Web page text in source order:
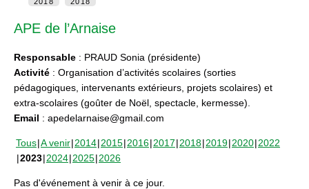
APE de l’Arnaise
Responsable : PRAUD Sonia (présidente)
Activité : Organisation d’activités scolaires (sorties
pédagogiques, intervenants extérieurs, projets scolaires) et
extra-scolaires (goûter de Noël, spectacle, kermesse).
Email : apedelarnaise@gmail.com
Tous A venir 2014 2015 2016 2017 2018 2019 2020 2022
2023 2024 2025 2026
Pas d'événement à venir à ce jour.